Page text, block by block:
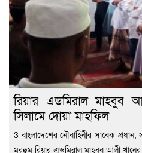
রিয়ার এডমিরাল মাহবুব
সিলামে দোয়া মাহফিল
3 বাংলাদেশের নৌবাহিনীর সাবেক প্রধান,
মরহুম রিয়ার এডমিরাল মাহবুব আলী